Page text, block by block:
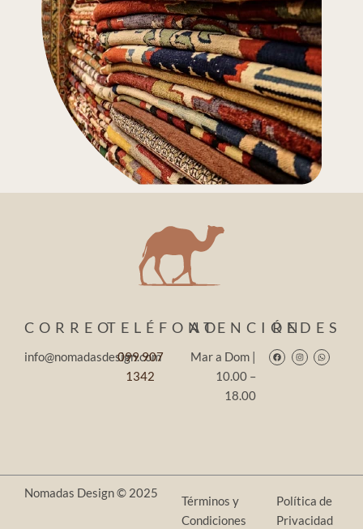
CORREO
info@nomadasdesign.com
TELÉFONO
099 907
1342
ATENCIÓN
Mar a Dom |
10.00 –
18.00
REDES
FacebookInstagramWhatsapp
Nomadas Design © 2025
Política de
Privacidad
Términos y
Condiciones